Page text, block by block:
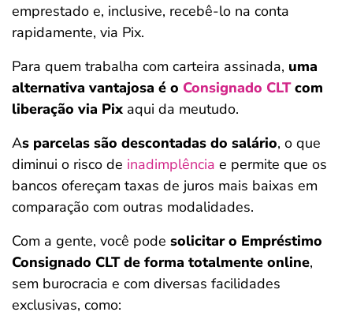
emprestado e, inclusive, recebê-lo na conta
rapidamente, via Pix.
Para quem trabalha com carteira assinada, uma
alternativa vantajosa é o Consignado CLTcom
liberação via Pix aqui da meutudo.
As parcelas são descontadas do salário, o que
diminui o risco de inadimplência e permite que os
bancos ofereçam taxas de juros mais baixas em
comparação com outras modalidades.
Com a gente, você pode solicitar o Empréstimo
Consignado CLT de forma totalmente online,
sem burocracia e com diversas facilidades
exclusivas, como: